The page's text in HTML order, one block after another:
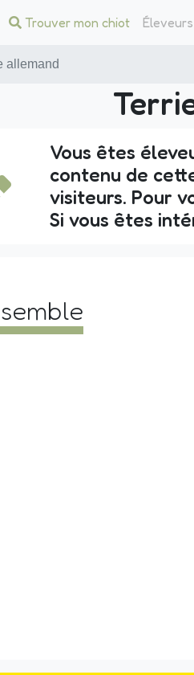
Trouver mon chiot Éleveurs
allemand
Vous êtes
contenu de
visiteurs. Pour
Si vous êtes